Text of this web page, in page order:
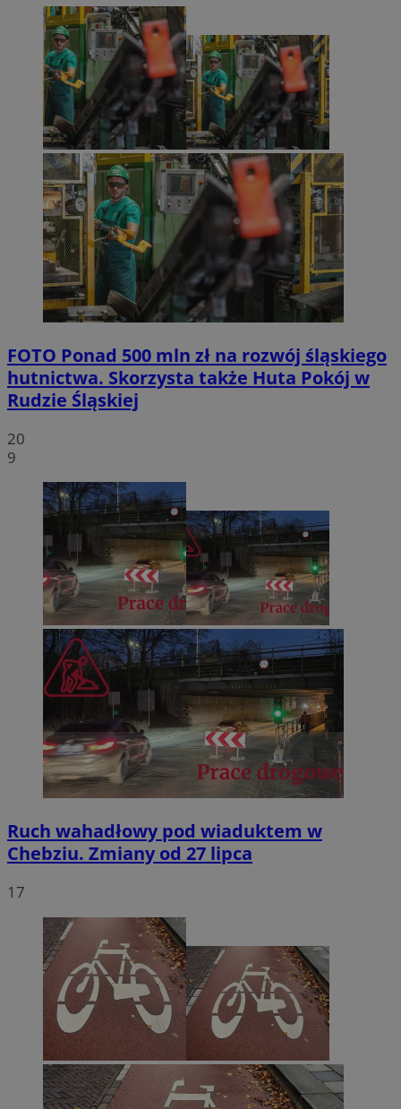
FOTO Ponad 500 mln zł na rozwój śląskiego
hutnictwa. Skorzysta także Huta Pokój w
Rudzie Śląskiej
20
9
Ruch wahadłowy pod wiaduktem w
Chebziu. Zmiany od 27 lipca
17